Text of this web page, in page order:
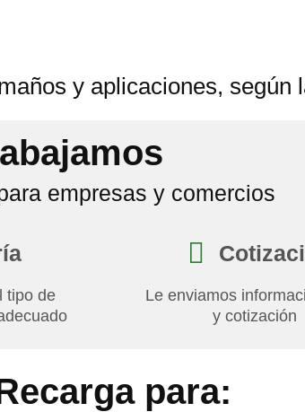
y aplicaciones, según
empresas y comercios
tipo de
Le enviamos
y cotización
para: